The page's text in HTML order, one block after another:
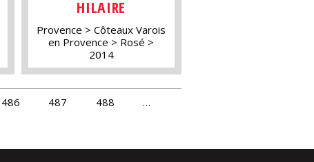
HILAIRE
Provence
Côteaux Varois
en Provence
Rosé
2014
486 487 488
…